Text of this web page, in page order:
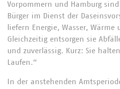
Vorpommern und Hamburg
Bürger im Dienst der
liefern Energie, Wasser,
Gleichzeitig entsorgen sie
und zuverlässig. Kurz: Sie
Laufen.“
In der anstehenden